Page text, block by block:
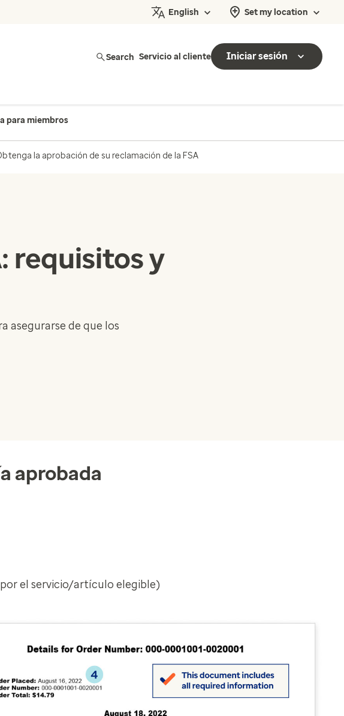
English Set my location
Search Servicio al cliente Iniciar sesión
para miembros
la aprobación de su reclamación de la FSA
requisitos y
asegurarse de que los
aprobada
el servicio/artículo elegible)